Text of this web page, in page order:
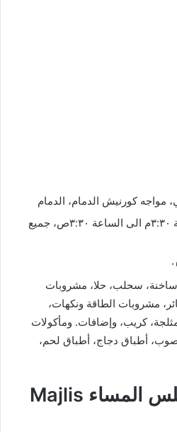
مواجه كورنيش الدمام، الدمام
أوقات العمل: من الساعة ٣:٣٠م الى الساعة ٣:٣٠ص، جميع
سحلب، حلا، مشروبات
مشروبات الطاقة ونكهات،
كريب، وإضافات. ومأكولات
أطباق دجاج، أطباق لحم،
مقهى ديوانية مجلس المساء Majlis